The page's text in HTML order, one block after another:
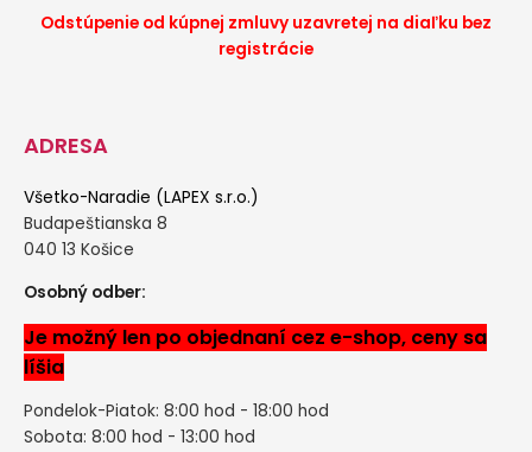
Odstúpenie od kúpnej zmluvy uzavretej na diaľku bez
registrácie
ADRESA
Všetko-Naradie (LAPEX s.r.o.)
Budapeštianska 8
040 13 Košice
Osobný odber:
Je možný len po objednaní cez e-shop, ceny sa
líšia
Pondelok-Piatok: 8:00 hod - 18:00 hod
Sobota: 8:00 hod - 13:00 hod